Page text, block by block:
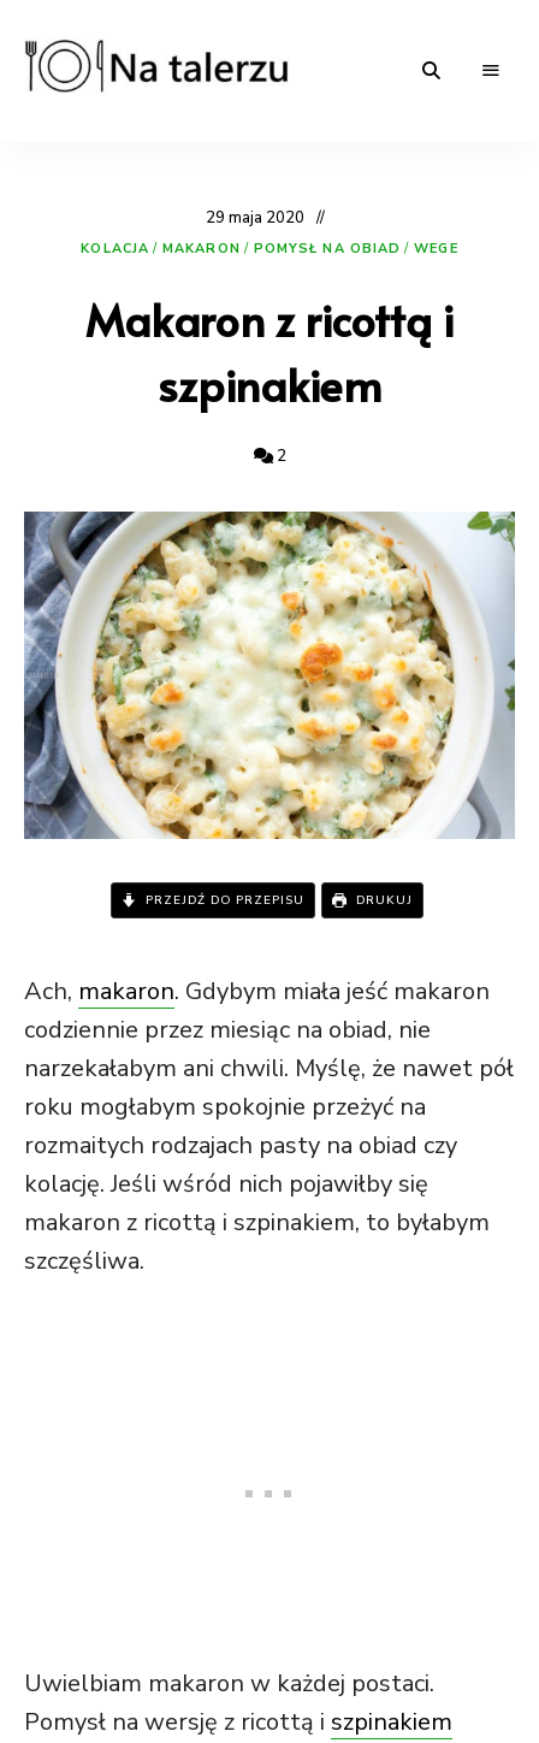
29 maja 2020
KOLACJA / MAKARON / POMYSŁ NA OBIAD / WEGE
Makaron z ricottą i
szpinakiem
2
PRZEJDŹ DO PRZEPISU DRUKUJ
Ach, makaron. Gdybym miała jeść makaron
codziennie przez miesiąc na obiad, nie
narzekałabym ani chwili. Myślę, że nawet pół
roku mogłabym spokojnie przeżyć na
rozmaitych rodzajach pasty na obiad czy
kolację. Jeśli wśród nich pojawiłby się
makaron z ricottą i szpinakiem, to byłabym
szczęśliwa.
Uwielbiam makaron w każdej postaci.
Pomysł na wersję z ricottą i szpinakiem